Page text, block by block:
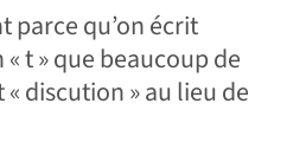
parce qu’on écrit
t » que beaucoup de
discution » au lieu de